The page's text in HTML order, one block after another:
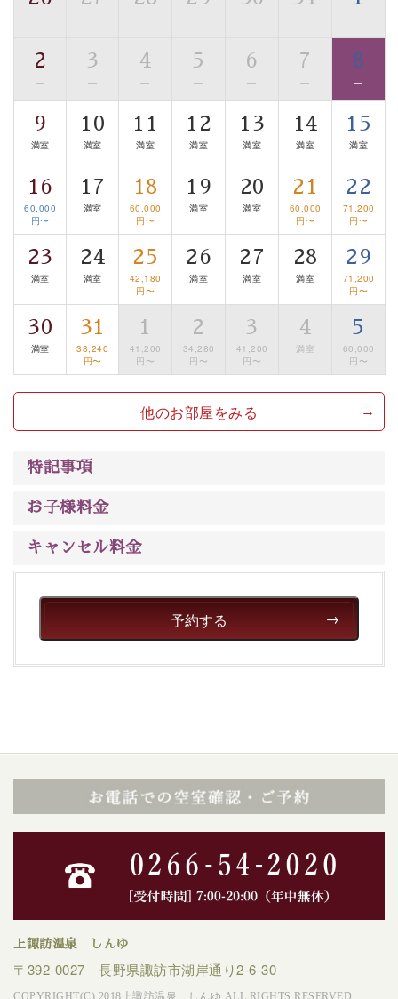
豊富な知識を持ったドライバー兼ガイドが諏訪大社をご
は【3日前まで】にお電話ください。
※交通規制などにより運行できない日がございます
以上がプラン内容です。
上諏訪温泉“しんゆ”なら諏訪大社など歴史ある諏訪の街
清らかな源泉、自然の恵みあるお食事、諏訪湖に包まれ
るお部屋、 大人のたしなみを感じていただける、美しく
癒される宿で贅沢に幸せのときを安心してお過ごしくだ
さい。
— — — — — — —
2
—
3
—
4
—
5
—
6
—
7
—
8
—
9
満室
10
満室
11
満室
12
満室
13
満室
14
満室
15
満室
16
60,000
円〜
17
満室
18
60,000
円〜
19
満室
20
満室
21
60,000
円〜
22
71,200
円〜
23
満室
24
満室
25
42,180
円〜
26
満室
27
満室
28
満室
29
71,200
円〜
30
満室
31
38,240
円〜
1
41,200
円〜
2
34,280
円〜
3
41,200
円〜
4
満室
5
60,000
円〜
他のお部屋をみる
特記事項
お子様料金
キャンセル料金
予約する
上諏訪温泉 しんゆ
〒392-0027 長野県諏訪市湖岸通り2-6-30